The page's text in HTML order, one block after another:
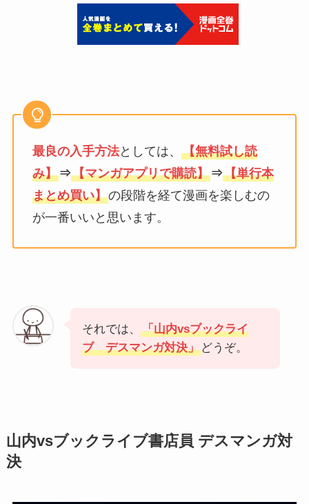
最良の入手方法としては、 【無料試し読
み】⇒【マンガアプリで購読】⇒【単行本
まとめ買い】の段階を経て漫画を楽しむの
が一番いいと思います。
それでは、
「山内vsブックライ
ブ デスマンガ対決」どうぞ。
山内vsブックライブ書店員 デスマンガ対
決